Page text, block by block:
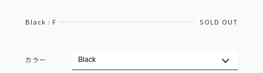
Black : F SOLD OUT
カラー